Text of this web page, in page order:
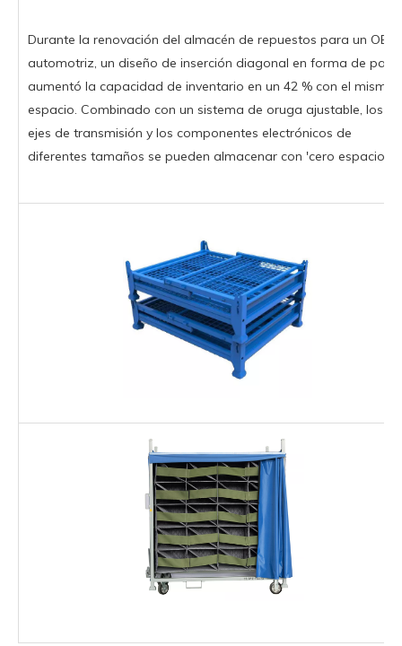
Durante la renovación del almacén de repuestos para un OEM
automotriz, un diseño de inserción diagonal en forma de
aumentó la capacidad de inventario en un 42 % con el mismo
espacio. Combinado con un sistema de oruga ajustable, los
ejes de transmisión y los componentes electrónicos de
diferentes tamaños se pueden almacenar con 'cero espacios'.